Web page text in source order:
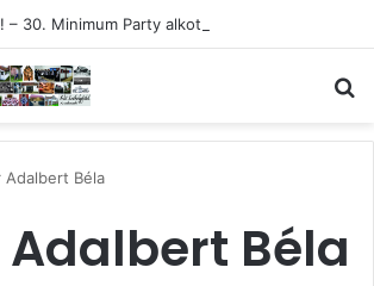
Adalbert Béla
Adalbert Béla